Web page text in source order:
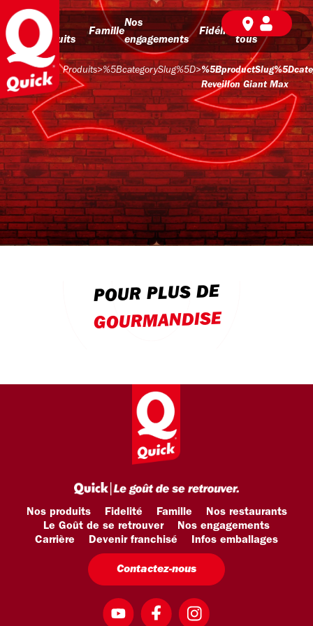
Nos
produits
Famille
Nos
engagements
Fidélité
BD pour
tous
Produits>%5BcategorySlug%5D>
Reveillon Giant Max
POUR PLUS DE
GOURMANDISE
Nos produits Fidelité Famille
Nos restaurants
Le Goût de se retrouver
Nos engagements
Carrière
Devenir franchisé Infos emballages
Contactez-nous